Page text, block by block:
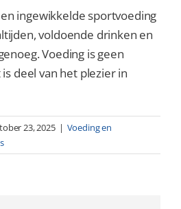
ingewikkelde sportvoeding
voldoende drinken en
Voeding is geen
deel van het plezier in
23, 2025 | Voeding en